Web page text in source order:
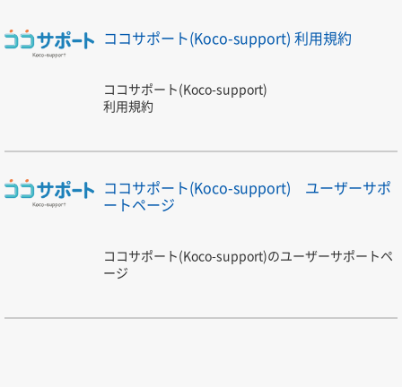
ココサポート(Koco-support) 利用規約
ココサポート(Koco-support)
利用規約
ココサポート(Koco-support) ユーザーサポ
ートページ
ココサポート(Koco-support)のユーザーサポートペ
ージ